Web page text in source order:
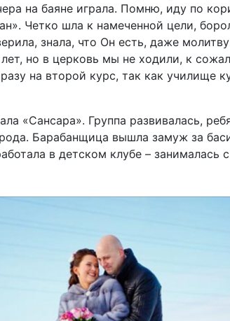
на баяне играла. Помню, иду по
Четко шла к намеченной цели,
знала, что Он есть, даже
но в церковь мы не ходили, к
на второй курс, так как училище
«Сансара». Группа развивалась,
Барабанщица вышла замуж за
в детском клубе – занималась